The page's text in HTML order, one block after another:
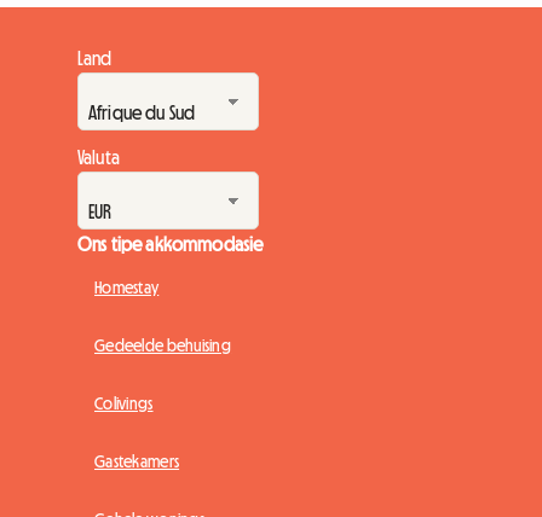
Land
Valuta
Ons tipe akkommodasie
Homestay
Gedeelde behuising
Colivings
Gastekamers